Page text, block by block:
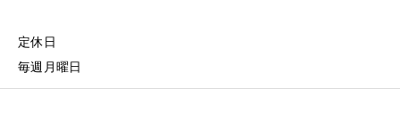
定休日
毎週月曜日